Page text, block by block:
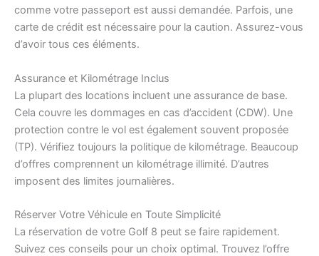
comme votre passeport est aussi demandée. Parfois, une
carte de crédit est nécessaire pour la caution. Assurez-vous
d’avoir tous ces éléments.
Assurance et Kilométrage Inclus
La plupart des locations incluent une assurance de base.
Cela couvre les dommages en cas d’accident (CDW). Une
protection contre le vol est également souvent proposée
(TP). Vérifiez toujours la politique de kilométrage. Beaucoup
d’offres comprennent un kilométrage illimité. D’autres
imposent des limites journalières.
Réserver Votre Véhicule en Toute Simplicité
La réservation de votre Golf 8 peut se faire rapidement.
Suivez ces conseils pour un choix optimal. Trouvez l’offre